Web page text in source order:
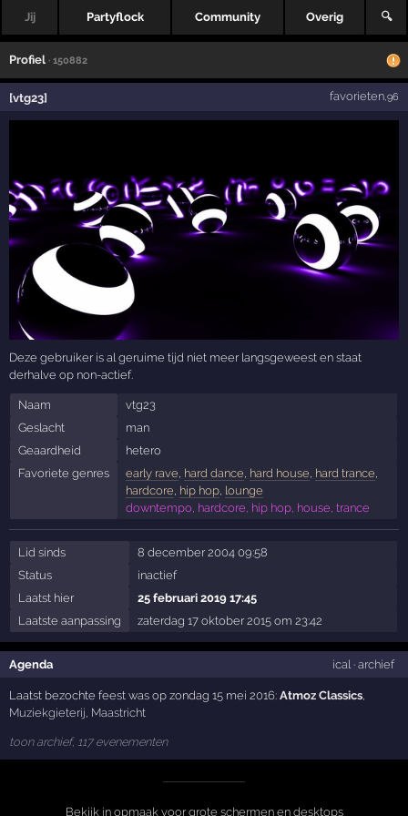
Jij Partyflock Community Overig 🔍
Profiel · 150882
[vtg23] favorieten,96
Deze gebruiker is al geruime tijd niet meer langsgeweest en staat
derhalve op non-actief.
Naam
vtg23
Geslacht
man
Geaardheid
hetero
Favoriete genres
early rave, hard dance, hard house, hard trance,
hardcore, hip hop, lounge
downtempo, hardcore, hip hop, house, trance
Lid sinds
8 december 2004 09:58
Status
inactief
Laatst hier
25 februari 2019 17:45
Laatste aanpassing
zaterdag 17 oktober 2015 om 23:42
Agenda ical· archief
Laatst bezochte feest was op zondag 15 mei 2016:Atmoz Classics,
Muziekgieterij, Maastricht
toon archief, 117 evenementen
Bekijk in opmaak voor grote schermen en desktops